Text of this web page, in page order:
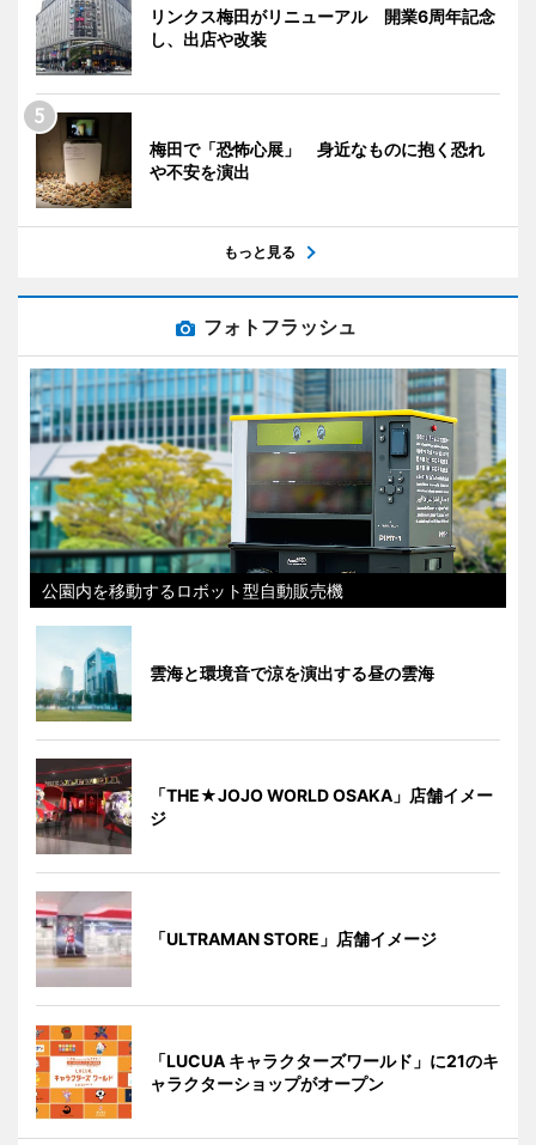
リンクス梅田がリニューアル 開業6周年記念
し、出店や改装
梅田で「恐怖心展」 身近なものに抱く恐れ
や不安を演出
もっと見る
フォトフラッシュ
公園内を移動するロボット型自動販売機
雲海と環境音で涼を演出する昼の雲海
「THE★JOJO WORLD OSAKA」店舗イメー
ジ
「ULTRAMAN STORE」店舗イメージ
「LUCUA キャラクターズワールド」に21のキ
ャラクターショップがオープン